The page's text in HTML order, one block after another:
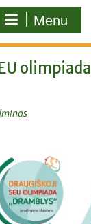
Menu
olimpiada